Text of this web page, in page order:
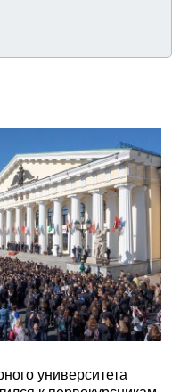
университета